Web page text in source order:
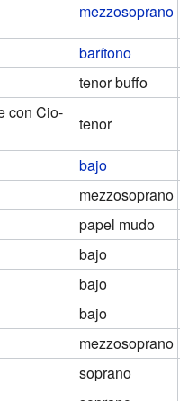
mezzosoprano
barítono
tenor buffo
con Cio-
tenor
bajo
mezzosoprano
papel mudo
bajo
bajo
bajo
mezzosoprano
soprano